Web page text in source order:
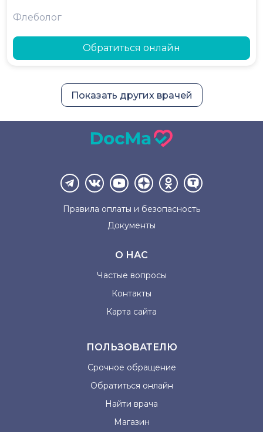
Флеболог
Обратиться онлайн
Показать других врачей
Правила оплаты и безопасность
Документы
О НАС
Частые вопросы
Контакты
Карта сайта
ПОЛЬЗОВАТЕЛЮ
Срочное обращение
Обратиться онлайн
Найти врача
Магазин